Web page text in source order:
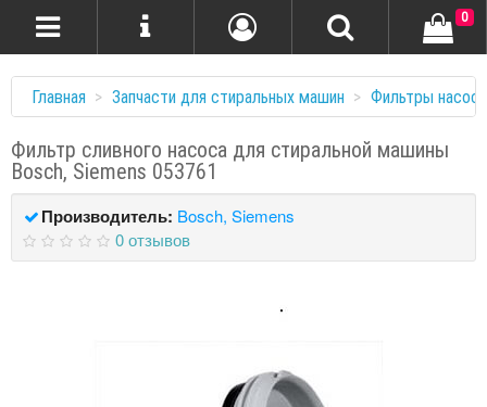
0
Главная Запчасти для стиральных машин Фильтры насоса
Фильтр сливного насоса для стиральной машины
Bosch, Siemens 053761
Производитель: Bosch, Siemens
0 отзывов